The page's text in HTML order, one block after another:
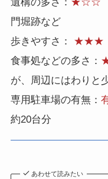
門堀跡など
歩きやすさ： ★★★
食事処などの多さ：
が、周辺にはわりと
専用駐車場の有無：
約20台分
あわせて読みたい